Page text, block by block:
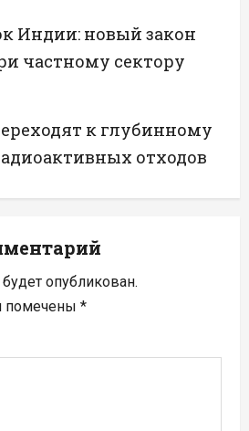
Индии: новый закон
частному сектору
к глубинному
отходов
опубликован.
помечены *